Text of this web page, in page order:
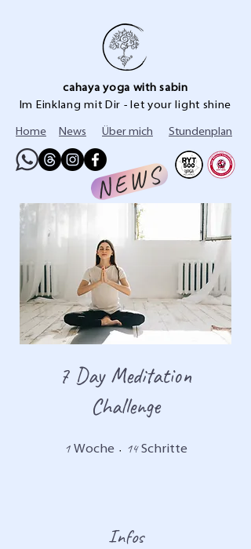
cahaya yoga with sabin
Im Einklang mit Dir - let your light shine
Home News Über mich
NEWS
Stundenplan
7 Day Meditation
Challenge
1 Woche 1 Woche
14 Schritte
Infos